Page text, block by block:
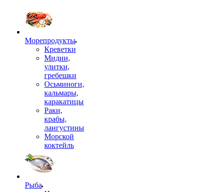
Морепродукты
Креветки
Мидии,
улитки,
гребешки
Осьминоги,
кальмары,
каракатицы
Раки,
крабы,
лангустины
Морской
коктейль
Рыба